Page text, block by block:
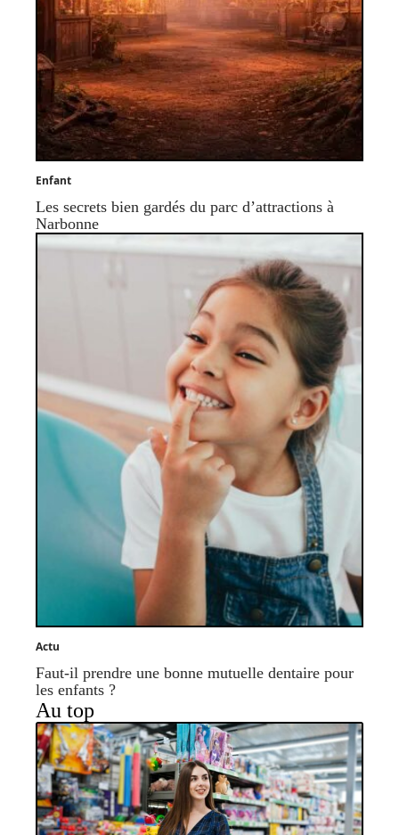
Enfant
Les secrets bien gardés du parc d’attractions à
Narbonne
Actu
Faut-il prendre une bonne mutuelle dentaire pour
les enfants ?
Au top